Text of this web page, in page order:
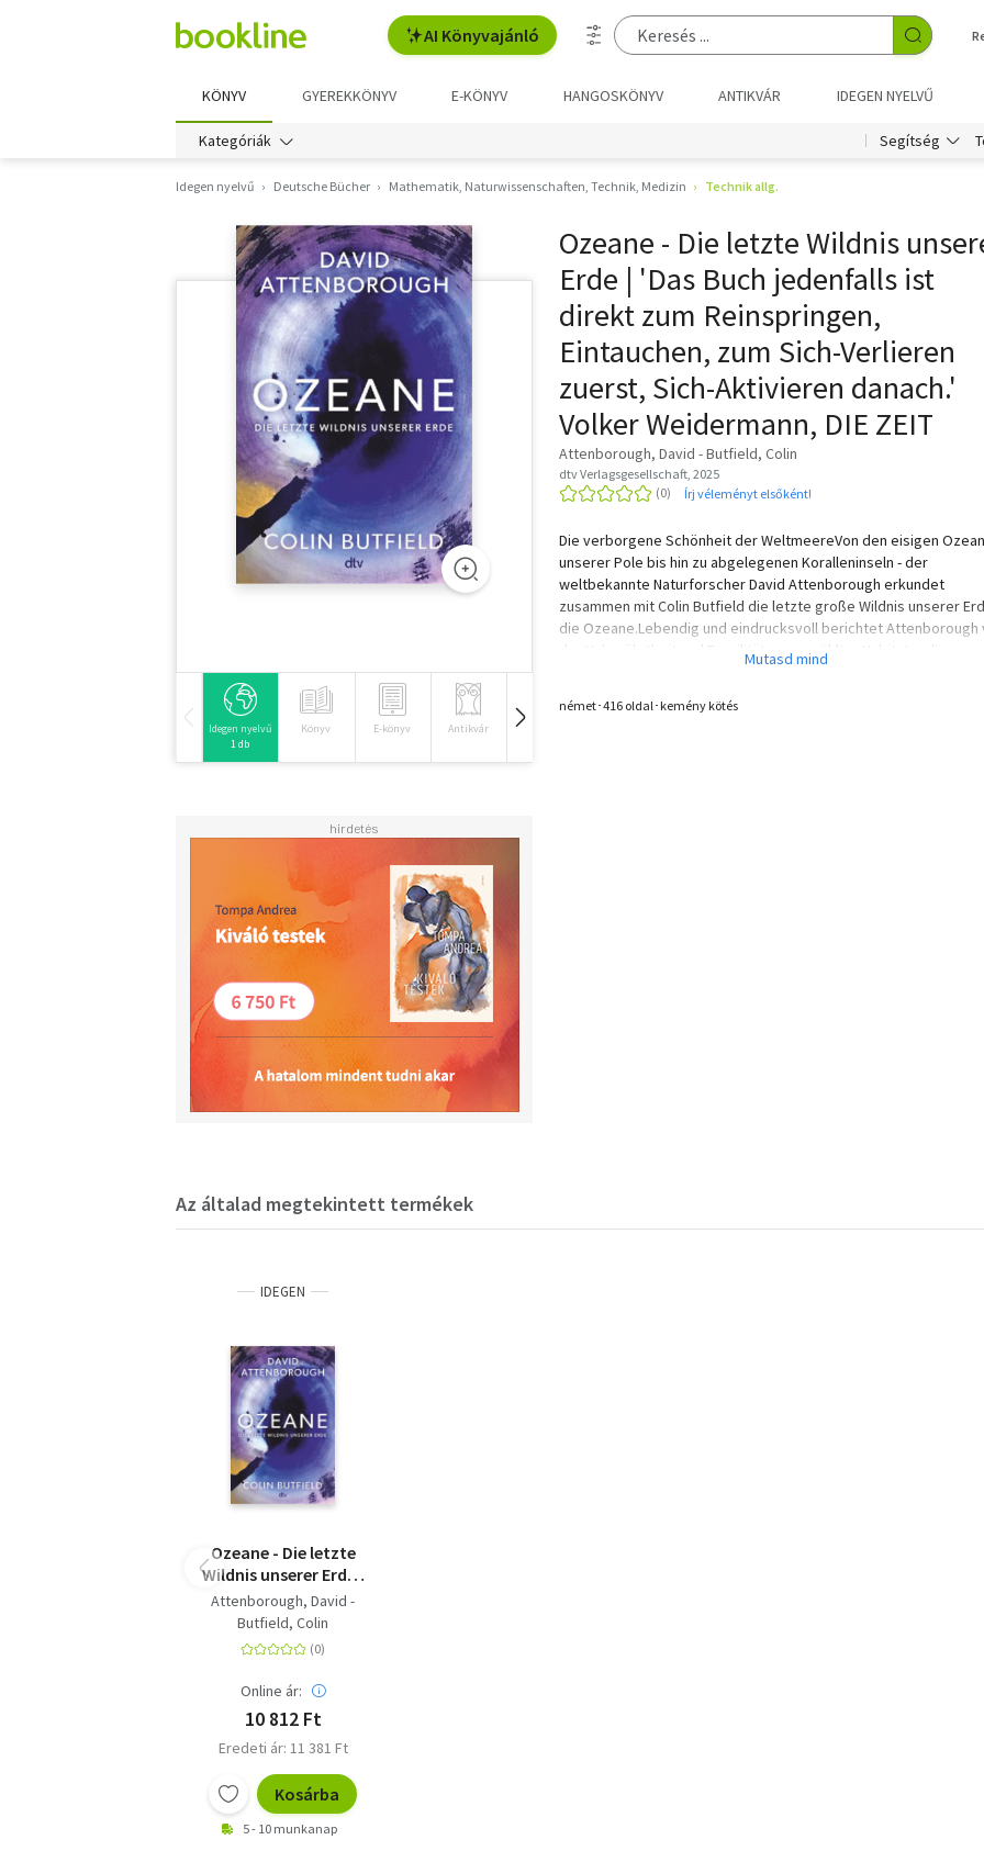
AI Könyvajánló
KÖNYV GYEREKKÖNYV E-KÖNYV HANGOSKÖNYV ANTIKVÁR IDEGEN NYELVŰ
Kategóriák Segítség
Idegen nyelvű Deutsche Bücher Mathematik, Naturwissenschaften, Technik, Medizin Technik allg.
Idegen nyelvű
1 db
Könyv E-könyv Antikvár Hangoskönyv
Ozeane - Die letzte Wildnis
Erde | 'Das Buch jedenfalls ist
direkt zum Reinspringen,
Eintauchen, zum Sich-Verlieren
zuerst, Sich-Aktivieren danach.'
Volker Weidermann, DIE ZEIT
Attenborough, David - Butfield, Colin
dtv Verlagsgesellschaft, 2025
Írj véleményt elsőként!
Die verborgene Schönheit der WeltmeereVon den eisigen
unserer Pole bis hin zu abgelegenen Koralleninseln - der
weltbekannte Naturforscher David Attenborough erkundet
zusammen mit Colin Butfield die letzte große Wildnis unserer
die Ozeane.Lebendig und eindrucksvoll berichtet Attenborough
der Unberührtheit und Fragilität ausgewählter Habitate, die
Versuchen modernster Wissenschaft, die verborgene Welt unter
német･416 oldal･kemény kötés
Az általad megtekintett termékek
IDEGEN
Ozeane - Die letzte
Wildnis unserer Erde |
'Das Buch jedenfalls ist
direkt zum
Reinspringen,
Eintauchen, zum Sich-
Verlieren zuerst, Sich-
Volker Weidermann,
DIE ZEIT
Attenborough, David -
Butfield, Colin
Online ár:
10 812 Ft
Eredeti ár: 11 381 Ft
Kosárba
5 - 10 munkanap